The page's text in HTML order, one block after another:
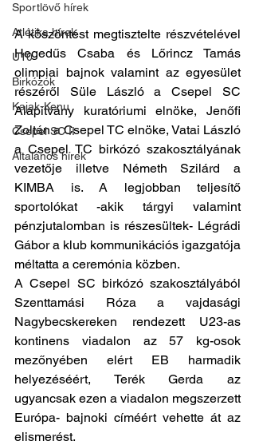
Sportlövő hírek
Atlétika hírek
U10
Birkózók
Kajak-Kenu
Csepel SC II
Általános hírek
A köszöntést megtisztelte részvételével
Hegedűs Csaba és Lőrincz Tamás
olimpiai bajnok valamint az egyesület
részéről Süle László a Csepel SC
Alapítvány kuratóriumi elnöke, Jenőfi
Zoltán a Csepel TC elnöke, Vatai László
a Csepel TC birkózó szakosztályának
vezetője illetve Németh Szilárd a
KIMBA is. A legjobban teljesítő
sportolókat -akik tárgyi valamint
pénzjutalomban is részesültek- Légrádi
Gábor a klub kommunikációs igazgatója
méltatta a ceremónia közben.
A Csepel SC birkózó szakosztályából
Szenttamási Róza a vajdasági
Nagybecskereken rendezett U23-as
kontinens viadalon az 57 kg-osok
mezőnyében elért EB harmadik
helyezéséért, Terék Gerda az
ugyancsak ezen a viadalon megszerzett
Európa- bajnoki címéért vehette át az
elismerést.